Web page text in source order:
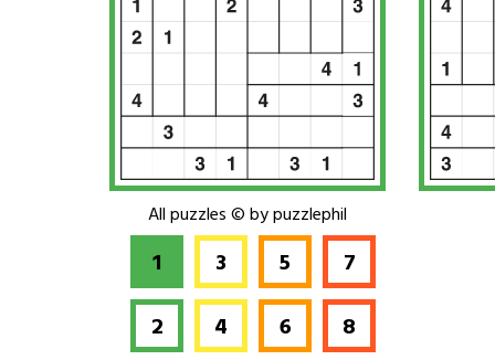
Kontakt
All puzzles © by puzzlephil
1
2
3
4
5
6
7
8